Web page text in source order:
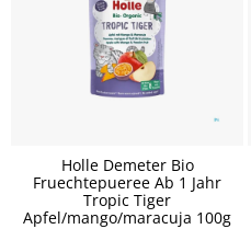
Holle Demeter Bio
Fruechtepueree Ab 1 Jahr
Tropic Tiger
Apfel/mango/maracuja 100g